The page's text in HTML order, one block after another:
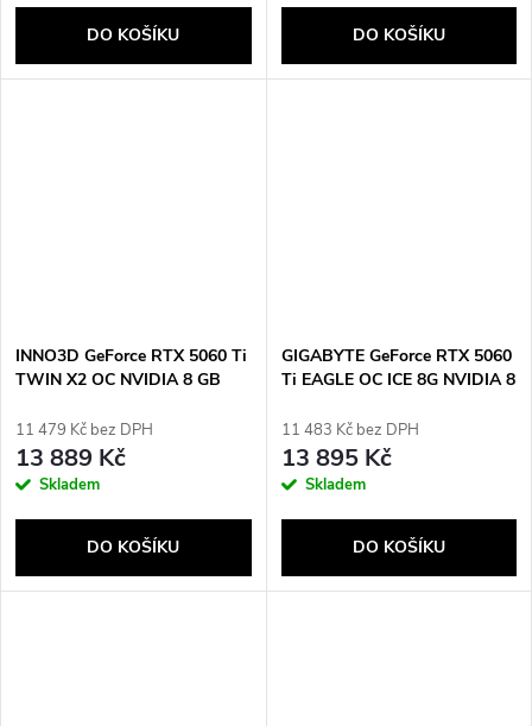
DO KOŠÍKU DO KOŠÍKU
INNO3D GeForce RTX 5060 Ti
TWIN X2 OC NVIDIA 8 GB
11 479 Kč bez DPH
13 889 Kč
Skladem
DO KOŠÍKU
GIGABYTE GeForce RTX 5060
Ti EAGLE OC ICE 8G NVIDIA 8
11 483 Kč bez DPH
13 895 Kč
Skladem
DO KOŠÍKU